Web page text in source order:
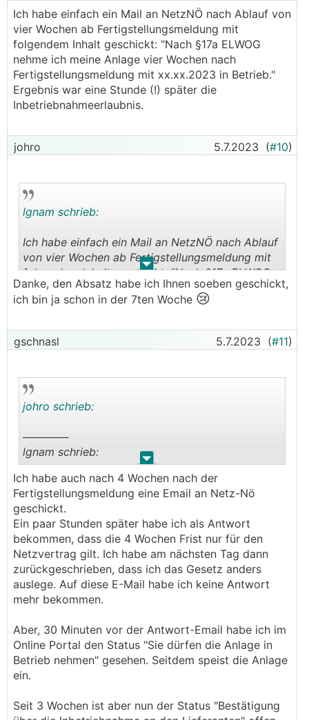
Ich habe einfach ein Mail an NetzNÖ nach Ablauf von
vier Wochen ab Fertigstellungsmeldung mit
folgendem Inhalt geschickt: "Nach §17a ELWOG
nehme ich meine Anlage vier Wochen nach
Fertigstellungsmeldung mit xx.xx.2023 in Betrieb."
Ergebnis war eine Stunde (!) später die
Inbetriebnahmeerlaubnis.
johro 5.7.2023 (#10)
. .
lgnam schrieb:
Ich habe einfach ein Mail an NetzNÖ nach Ablauf
von vier Wochen ab Fertigstellungsmeldung mit
folgendem Inhalt geschickt: "Nach §17a ELWOG
nehme ich meine Anlage vier Wochen nach
Fertigstellungsmeldung mit xx.xx.2023 in
Ergebnis war eine Stunde (!) später die
Inbetriebnahmeerlaubnis.
Danke, den Absatz habe ich Ihnen soeben geschickt,
ich bin ja schon in der 7ten Woche 😢
gschnasl 5.7.2023 (#11)
. .
johro schrieb:
──────
lgnam schrieb:
Ich habe einfach ein Mail an NetzNÖ nach Ablauf
von vier Wochen ab Fertigstellungsmeldung mit
folgendem Inhalt geschickt: "Nach §17a ELWOG
nehme ich meine Anlage vier Wochen nach
Fertigstellungsmeldung mit xx.xx.2023 in
Betrieb."
Ergebnis war eine Stunde (!) später die
Inbetriebnahmeerlaubnis.
───────────────
Danke, den Absatz habe ich Ihnen soeben
geschickt, ich bin ja schon in der 7ten Woche 😢
Ich habe auch nach 4 Wochen nach der
Fertigstellungsmeldung eine Email an Netz-Nö
geschickt.
Ein paar Stunden später habe ich als Antwort
bekommen, dass die 4 Wochen Frist nur für den
Netzvertrag gilt. Ich habe am nächsten Tag dann
zurückgeschrieben, dass ich das Gesetz anders
auslege. Auf diese E-Mail habe ich keine Antwort
mehr bekommen.
Aber, 30 Minuten vor der Antwort-Email habe ich im
Online Portal den Status "Sie dürfen die Anlage in
Betrieb nehmen" gesehen. Seitdem speist die Anlage
ein.
Seit 3 Wochen ist aber nun der Status "Bestätigung